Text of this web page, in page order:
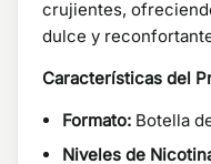
crujientes,
dulce y
Características del
Formato: Botella
Niveles de